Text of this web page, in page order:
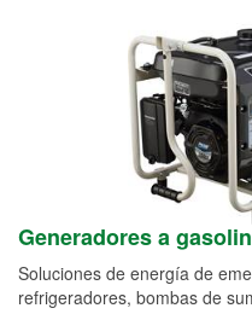
Generadores a
Soluciones de energía de
refrigeradores, bombas de